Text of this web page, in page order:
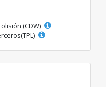
(CDW)